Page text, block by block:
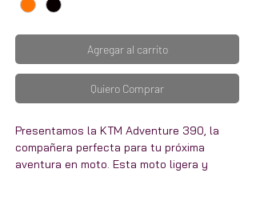
Agregar al carrito
Quiero Comprar
Presentamos la KTM Adventure 390, la
compañera perfecta para tu próxima
aventura en moto. Esta moto ligera y